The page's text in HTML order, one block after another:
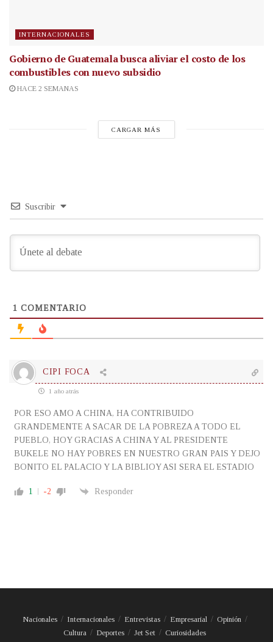
INTERNACIONALES
Gobierno de Guatemala busca aliviar el costo de los
combustibles con nuevo subsidio
HACE 2 SEMANAS
CARGAR MÁS
Suscribir
1 COMENTARIO
CIPI FOCA
1 año atrás
POR ESO AMO A CHINA, HA CONTRIBUIDO
GRANDEMENTE A SACAR DE LA POBREZA A TODO EL
PUEBLO, HOY GRACIAS A CHINA Y AL PRESIDENTE
BUKELE NO HAY POBRES EN NUESTRO GRAN PAIS Y DEJO
BONITO EL PALACIO Y LA BIBLIOY ASI SERA EL ESTADIO
1 -2 Responder
Nacionales Internacionales Entrevistas Empresarial
Opinión
Cultura
Deportes Jet Set Curiosidades